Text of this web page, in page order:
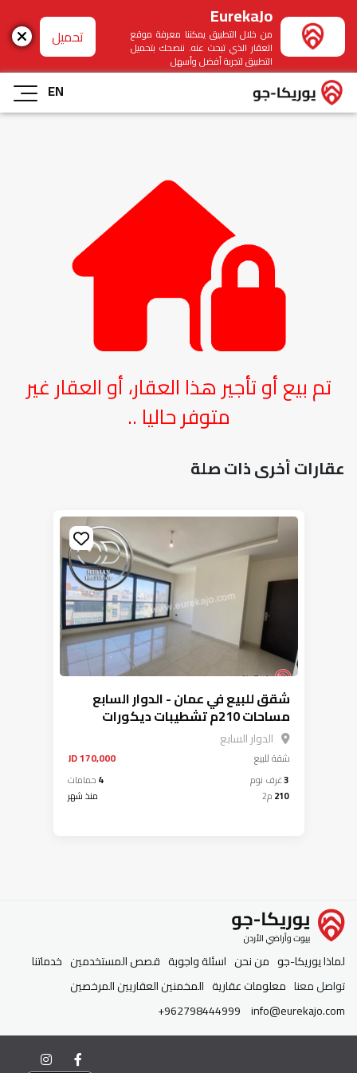
EurekaJo
من خلال التطبيق يمكننا معرفة موقع
العقار الذي تبحث عنه. ننصحك بتحميل
التطبيق لتجربة أفضل وأسهل
تحميل
EN
تم بيع أو تأجير هذا العقار، أو العقار غير
متوفر حاليا ..
عقارات أخرى ذات صلة
شقق للبيع في عمان - الدوار السابع
مساحات 210م تشطيبات ديكورات
عصرية فاخرة جديدة لم تسكن اطلالة
جميلة
الدوار السابع
شقةللبيع 170,000 JD
3غرف نوم 4حمامات
210م2 منذ شهر
لماذا يوريكا-جو من نحن اسئلة واجوبة قصص المستخدمين خدماتنا
تواصل معنا معلومات عقارية المخمنين العقاريين المرخصين
info@eurekajo.com
+962798444999